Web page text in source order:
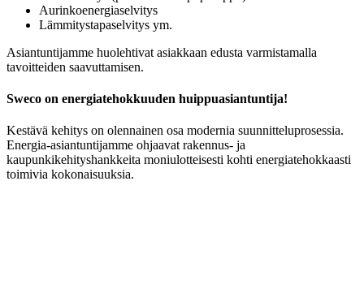
Aurinkoenergiaselvitys
Lämmitystapaselvitys ym.
Asiantuntijamme huolehtivat asiakkaan edusta varmistamalla
tavoitteiden saavuttamisen.
Sweco on energiatehokkuuden huippuasiantuntija!
Kestävä kehitys on olennainen osa modernia suunnitteluprosessia.
Energia-asiantuntijamme ohjaavat rakennus- ja
kaupunkikehityshankkeita moniulotteisesti kohti energiatehokkaasti
toimivia kokonaisuuksia.